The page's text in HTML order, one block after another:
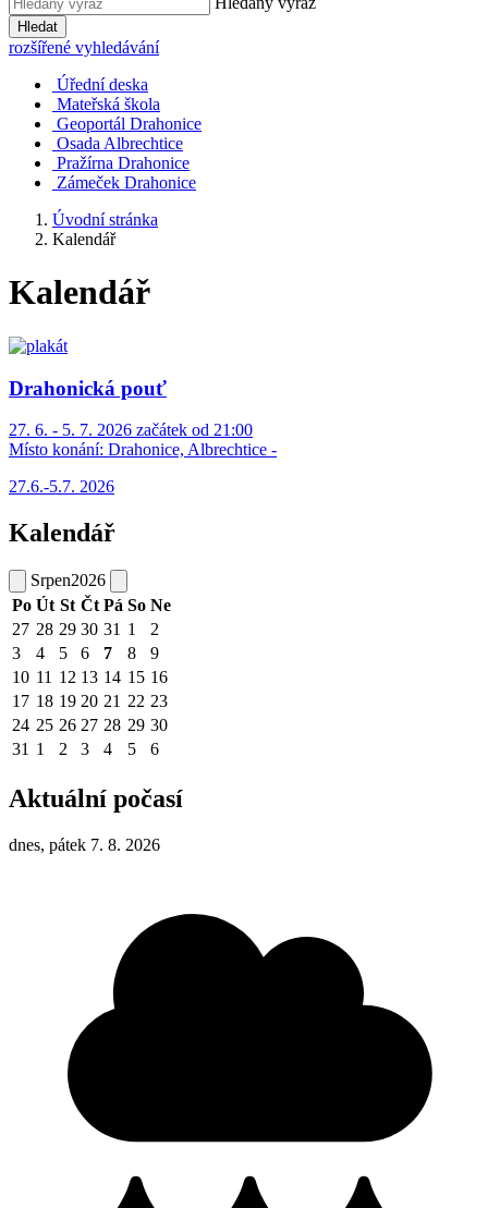
Hledat
rozšířené vyhledávání
Úřední deska
Mateřská škola
Geoportál Drahonice
Osada Albrechtice
Pražírna Drahonice
Zámeček Drahonice
Úvodní stránka
Kalendář
Kalendář
Drahonická pouť
27. 6. - 5. 7. 2026 začátek od 21:00
Místo konání: Drahonice, Albrechtice -
27.6.-5.7. 2026
Kalendář
Srpen2026
Po Út St Čt Pá So Ne
27 28 29 30 31 1
2
3
4 5 6 7 8
9
10 11 12 13 14 15 16
17 18 19 20 21 22 23
24 25 26 27 28 29 30
31 1 2 3 4 5 6
Aktuální počasí
dnes, pátek 7. 8. 2026